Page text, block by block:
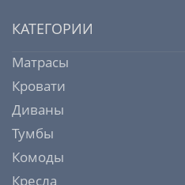
КАТЕГОРИИ
Матрасы
Кровати
Диваны
Тумбы
Комоды
Кресла